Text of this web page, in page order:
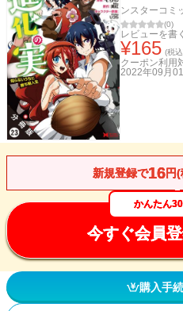
ンスターコミ
(0)
レビューを書く
¥165 (税
クーポン利用
2022年09月
新規登録で16円
かんたん
今すぐ会員
購入手